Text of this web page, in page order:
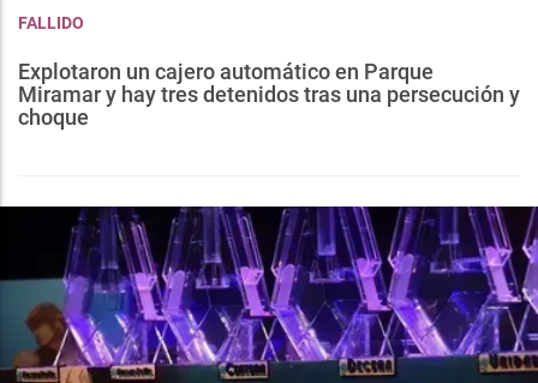
FALLIDO
Explotaron un cajero automático en Parque
Miramar y hay tres detenidos tras una persecución y
choque